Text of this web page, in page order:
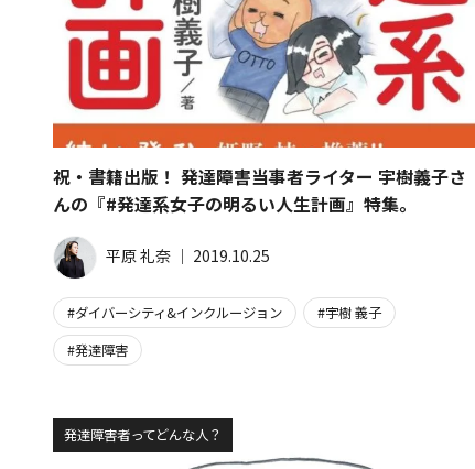
祝・書籍出版！ 発達障害当事者ライター 宇樹義子さ
んの『#発達系女子の明るい人生計画』特集。
平原 礼奈 │ 2019.10.25
ダイバーシティ&インクルージョン
宇樹 義子
発達障害
発達障害者ってどんな人？